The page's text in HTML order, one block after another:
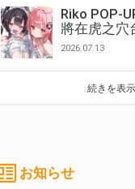
Riko POP-
將在虎之穴
2026.07.13
続きを表
お知らせ